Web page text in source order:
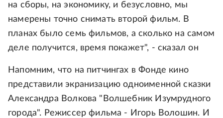
на сборы, на экономику, и безусловно, мы
намерены точно снимать второй фильм. В
планах было семь фильмов, а сколько на самом
деле получится, время покажет", - сказал он
Напомним, что на питчингах в Фонде кино
представили экранизацию одноименной сказки
Александра Волкова "Волшебник Изумрудного
города". Режиссер фильма - Игорь Волошин. И